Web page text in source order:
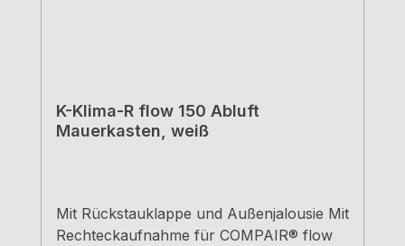
K-Klima-R flow 150 Abluft
Mauerkasten, weiß
Mit Rückstauklappe und Außenjalousie Mit
Rechteckaufnahme für COMPAIR® flow